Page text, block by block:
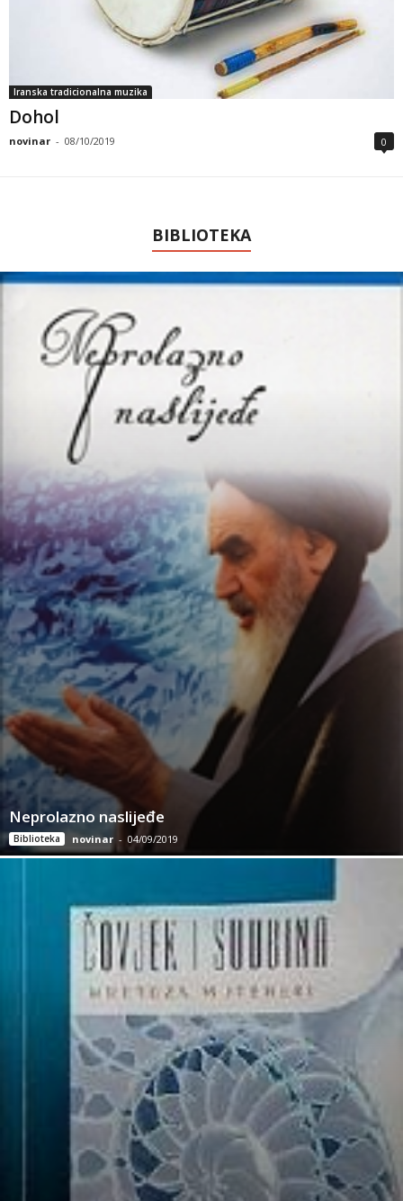
Iranska tradicionalna muzika
Dohol
novinar - 08/10/2019 0
BIBLIOTEKA
Neprolazno naslijeđe
Biblioteka novinar - 04/09/2019